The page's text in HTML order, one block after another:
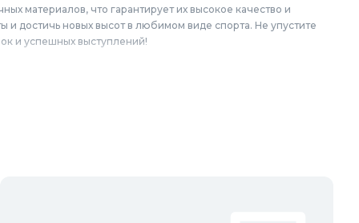
материалов, что гарантирует их высокое качество и
достичь новых высот в любимом виде спорта. Не упустите
и успешных выступлений!